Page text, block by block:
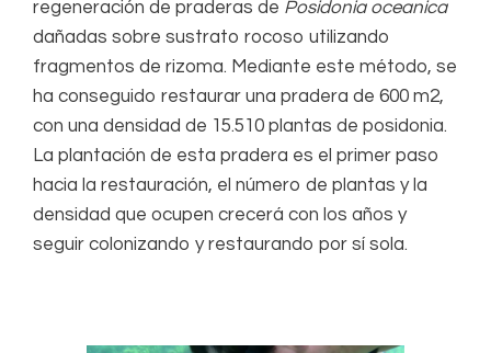
regeneración de praderas de Posidonia oceanica
dañadas sobre sustrato rocoso utilizando
fragmentos de rizoma. Mediante este método, se
ha conseguido restaurar una pradera de 600 m2,
con una densidad de 15.510 plantas de posidonia.
La plantación de esta pradera es el primer paso
hacia la restauración, el número de plantas y la
densidad que ocupen crecerá con los años y
seguir colonizando y restaurando por sí sola.